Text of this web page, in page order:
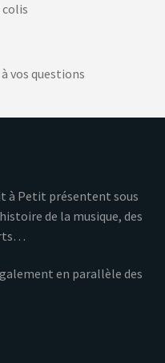
colis
vos questions
à Petit présentent sous
de la musique, des
en parallèle des